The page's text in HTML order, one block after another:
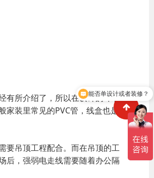
所介绍了，所以在设计的环节
装里常见的PVC管，线盒也是
吊顶工程配合。而在吊顶的工
后，强弱电走线需要随着办公隔
可以介绍下你们的服务吗？